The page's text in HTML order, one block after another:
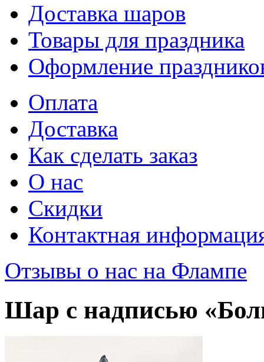
Доставка шаров
Товары для праздника
Оформление
Оплата
Доставка
Как сделать заказ
О нас
Скидки
Контактная
Отзывы о нас на Флампе
Шар с надписью